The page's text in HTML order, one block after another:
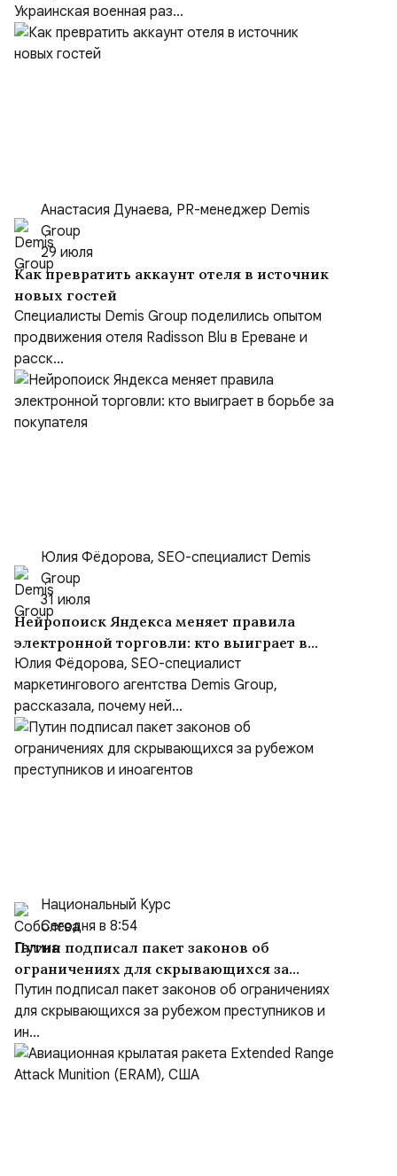
Украинская военная раз...
Анастасия Дунаева, PR-менеджер Demis
Group
29 июля
Как превратить аккаунт отеля в источник
новых гостей
Специалисты Demis Group поделились опытом
продвижения отеля Radisson Blu в Ереване и
расск...
Юлия Фёдорова, SEO-специалист Demis
Group
31 июля
Нейропоиск Яндекса меняет правила
электронной торговли: кто выиграет в
борьбе за покупателя
Юлия Фёдорова, SEO-специалист
маркетингового агентства Demis Group,
рассказала, почему ней...
Национальный Курс
Сегодня в 8:54
Путин подписал пакет законов об
ограничениях для скрывающихся за
рубежом преступников и иноагентов
Путин подписал пакет законов об ограничениях
для скрывающихся за рубежом преступников и
ин...